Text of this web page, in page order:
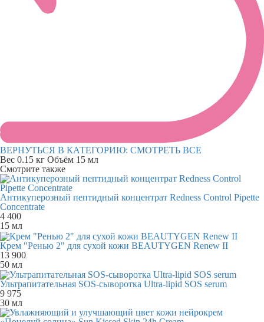
ВЕРНУТЬСЯ В КАТЕГОРИЮ: СМОТРЕТЬ ВСЕ
Вес 0.15 кг Объём 15 мл
Смотрите также
Антикуперозный пептидный концентрат Redness Control Pipette
Concentrate
4 400
15 мл
Крем "Ренью 2" для сухой кожи BEAUTYGEN Renew II
13 900
50 мл
Ультрапитательная SOS-сыворотка Ultra-lipid SOS serum
9 975
30 мл